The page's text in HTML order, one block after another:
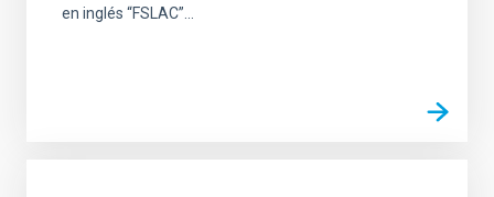
en inglés “FSLAC”...